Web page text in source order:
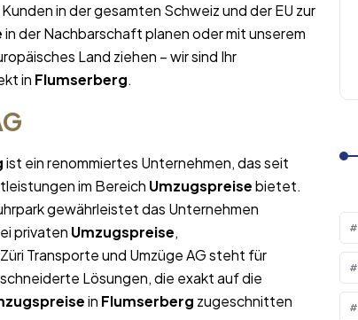
in der gesamten Schweiz und der EU zur
in der Nachbarschaft planen oder mit unserem
Land ziehen – wir sind Ihr
in Flumserberg.
ist ein renommiertes Unternehmen, das seit
im Bereich Umzugspreisebietet.
gewährleistet das Unternehmen
privaten Umzugspreise,
Transporte und Umzüge AG steht für
Lösungen, die exakt auf die
in Flumserberg zugeschnitten